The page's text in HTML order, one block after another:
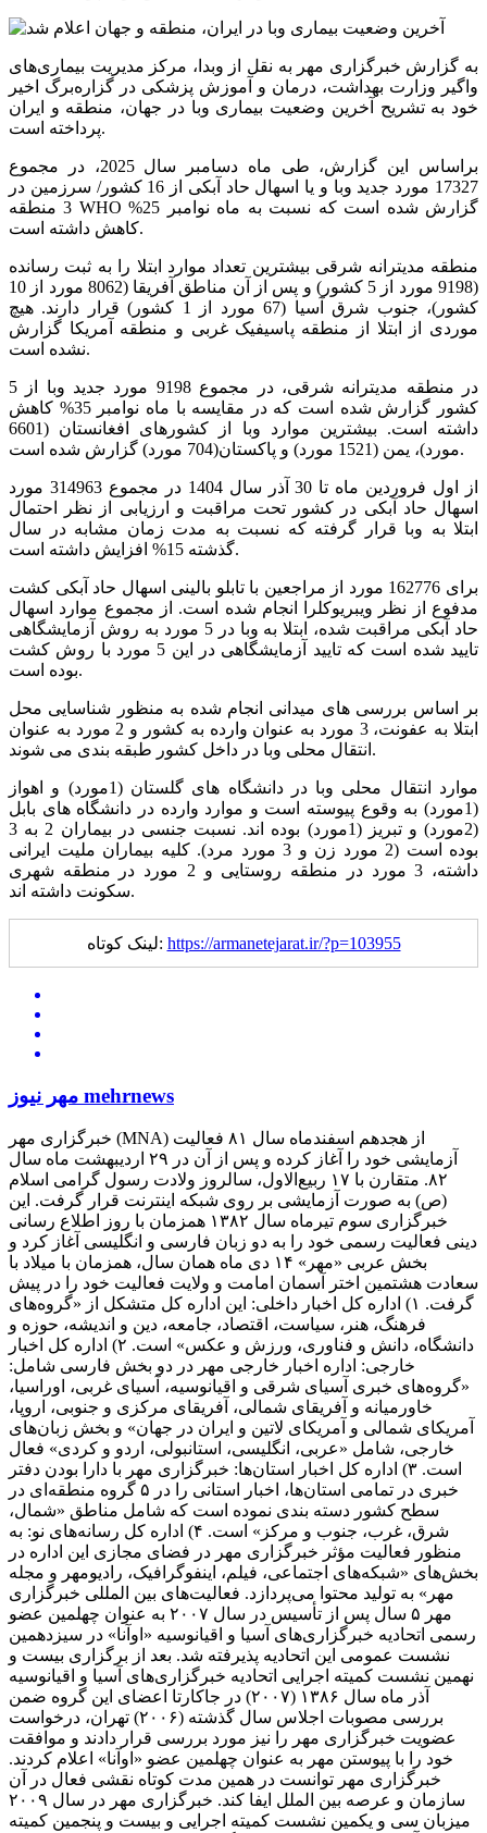
به گزارش خبرگزاری مهر به نقل از وبدا، مرکز مدیریت بیماری‌های
واگیر وزارت بهداشت، درمان و آموزش پزشکی در گزاره‌برگ اخیر
خود به تشریح آخرین وضعیت بیماری وبا در جهان، منطقه و ایران
پرداخته است.
براساس این گزارش، طی ماه دسامبر سال 2025، در مجموع
17327 مورد جدید وبا و یا اسهال حاد آبکی از 16 کشور/ سرزمین در
3 منطقه WHO گزارش شده است که نسبت به ماه نوامبر 25%
کاهش داشته است.
منطقه مدیترانه شرقی بیشترین تعداد موارد ابتلا را به ثبت رسانده
(9198 مورد از 5 کشور) و پس از آن مناطق آفریقا (8062 مورد از 10
کشور)، جنوب شرق آسیا (67 مورد از 1 کشور) قرار دارند. هیچ
موردی از ابتلا از منطقه پاسیفیک غربی و منطقه آمریکا گزارش
نشده است.
در منطقه مدیترانه شرقی، در مجموع 9198 مورد جدید وبا از 5
کشور گزارش شده است که در مقایسه با ماه نوامبر 35% کاهش
داشته است. بیشترین موارد وبا از کشورهای افغانستان (6601
مورد)، یمن (1521 مورد) و پاکستان(704 مورد) گزارش شده است.
از اول فروردین ماه تا 30 آذر سال 1404 در مجموع 314963 مورد
اسهال حاد آبکی در کشور تحت مراقبت و ارزیابی از نظر احتمال
ابتلا به وبا قرار گرفته که نسبت به مدت زمان مشابه در سال
گذشته 15% افزایش داشته است.
برای 162776 مورد از مراجعین با تابلو بالینی اسهال حاد آبکی کشت
مدفوع از نظر ویبریوکلرا انجام شده است. از مجموع موارد اسهال
حاد آبکی مراقبت شده، ابتلا به وبا در 5 مورد به روش آزمایشگاهی
تایید شده است که تایید آزمایشگاهی در این 5 مورد با روش کشت
بوده است.
بر اساس بررسی های میدانی انجام شده به منظور شناسایی محل
ابتلا به عفونت، 3 مورد به عنوان وارده به کشور و 2 مورد به عنوان
انتقال محلی وبا در داخل کشور طبقه بندی می شوند.
موارد انتقال محلی وبا در دانشگاه های گلستان (1مورد) و اهواز
(1مورد) به وقوع پیوسته است و موارد وارده در دانشگاه های بابل
(2مورد) و تبریز (1مورد) بوده اند. نسبت جنسی در بیماران 2 به 3
بوده است (2 مورد زن و 3 مورد مرد). کلیه بیماران ملیت ایرانی
داشته، 3 مورد در منطقه روستایی و 2 مورد در منطقه شهری
سکونت داشته اند.
لینک کوتاه: https://armanetejarat.ir/?p=103955
مهر نیوز mehrnews
خبرگزاری مهر (MNA) از هجدهم اسفندماه سال ۸۱ فعالیت
آزمایشی خود را آغاز کرده و پس از آن در ۲۹ اردیبهشت ماه سال
۸۲. متقارن با ۱۷ ربیع‌الاول، سالروز ولادت رسول گرامی اسلام
(ص) به صورت آزمایشی بر روی شبکه اینترنت قرار گرفت. این
خبرگزاری سوم تیرماه سال ۱۳۸۲ همزمان با روز اطلاع رسانی
دینی فعالیت رسمی خود را به دو زبان فارسی و انگلیسی آغاز کرد و
بخش عربی «مهر» ۱۴ دی ماه همان سال، همزمان با میلاد با
سعادت هشتمین اختر آسمان امامت و ولایت فعالیت خود را در پیش
گرفت. ۱) اداره کل اخبار داخلی: این اداره کل متشکل از «گروه‌های
فرهنگ، هنر، سیاست، اقتصاد، جامعه، دین و اندیشه، حوزه و
دانشگاه، دانش و فناوری، ورزش و عکس» است. ۲) اداره کل اخبار
خارجی: اداره اخبار خارجی مهر در دو بخش فارسی شامل:
«گروه‌های خبری آسیای شرقی و اقیانوسیه، آسیای غربی، اوراسیا،
خاورمیانه و آفریقای شمالی، آفریقای مرکزی و جنوبی، اروپا،
آمریکای شمالی و آمریکای لاتین و ایران در جهان» و بخش زبان‌های
خارجی، شامل «عربی، انگلیسی، استانبولی، اردو و کردی» فعال
است. ۳) اداره کل اخبار استان‌ها: خبرگزاری مهر با دارا بودن دفتر
خبری در تمامی استان‌ها، اخبار استانی را در ۵ گروه منطقه‌ای در
سطح کشور دسته بندی نموده است که شامل مناطق «شمال،
شرق، غرب، جنوب و مرکز» است. ۴) اداره کل رسانه‌های نو: به
منظور فعالیت مؤثر خبرگزاری مهر در فضای مجازی این اداره در
بخش‌های «شبکه‌های اجتماعی، فیلم، اینفوگرافیک، رادیومهر و مجله
مهر» به تولید محتوا می‌پردازد. فعالیت‌های بین المللی خبرگزاری
مهر ۵ سال پس از تأسیس در سال ۲۰۰۷ به عنوان چهلمین عضو
رسمی اتحادیه خبرگزاری‌های آسیا و اقیانوسیه «اوآنا» در سیزدهمین
نشست عمومی این اتحادیه پذیرفته شد. بعد از برگزاری بیست و
نهمین نشست کمیته اجرایی اتحادیه خبرگزاری‌های آسیا و اقیانوسیه
آذر ماه سال ۱۳۸۶ (۲۰۰۷) در جاکارتا اعضای این گروه ضمن
بررسی مصوبات اجلاس سال گذشته (۲۰۰۶) تهران، درخواست
عضویت خبرگزاری مهر را نیز مورد بررسی قرار دادند و موافقت
خود را با پیوستن مهر به عنوان چهلمین عضو «اوآنا» اعلام کردند.
خبرگزاری مهر توانست در همین مدت کوتاه نقشی فعال در آن
سازمان و عرصه بین الملل ایفا کند. خبرگزاری مهر در سال ۲۰۰۹
میزبان سی و یکمین نشست کمیته اجرایی و بیست و پنجمین کمیته